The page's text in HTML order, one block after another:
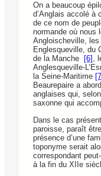
On a beaucoup
d’Anglais accolé à
de ce nom de
normande où nous
Angloischeville,
Englesqueville, du
de la Manche
[6] ,
Anglesqueville-
la Seine-Maritime
Beaurepaire a
anglaises qui,
saxonne qui
Dans le cas
paroisse, paraît
présence d’une
toponyme serait
correspondant
à la fin du XIIe